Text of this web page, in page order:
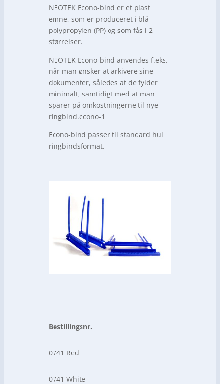
NEOTEK Econo-bind er et plast
emne, som er produceret i blå
polypropylen (PP) og som fås i 2
størrelser.
NEOTEK Econo-bind anvendes f.eks.
når man ønsker at arkivere sine
dokumenter, således at de fylder
minimalt, samtidigt med at man
sparer på omkostningerne til nye
ringbind.econo-1
Econo-bind passer til standard hul
ringbindsformat.
Bestillingsnr.
0741 Red
0741 White